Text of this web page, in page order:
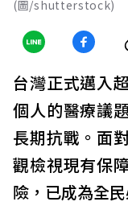
(圖/shutterstock)
台灣正式邁入
個人的醫療議
長期抗戰。面
觀檢視現有保
險，已成為全